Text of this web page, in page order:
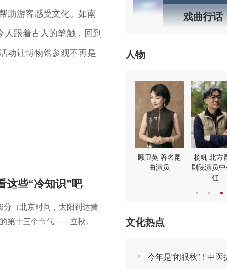
助游客感受文化。如南
跟着古人的笔触，回到
动让博物馆参观不再是
这些“冷知识”吧
分（北京时间，太阳到达黄
第十三个节气——立秋。
戏曲行话
人物
顾卫英 著名昆
曲演员
杨帆 北方
剧院演员中
任
文化热点
今年是“闭眼秋”！中医提醒：暑